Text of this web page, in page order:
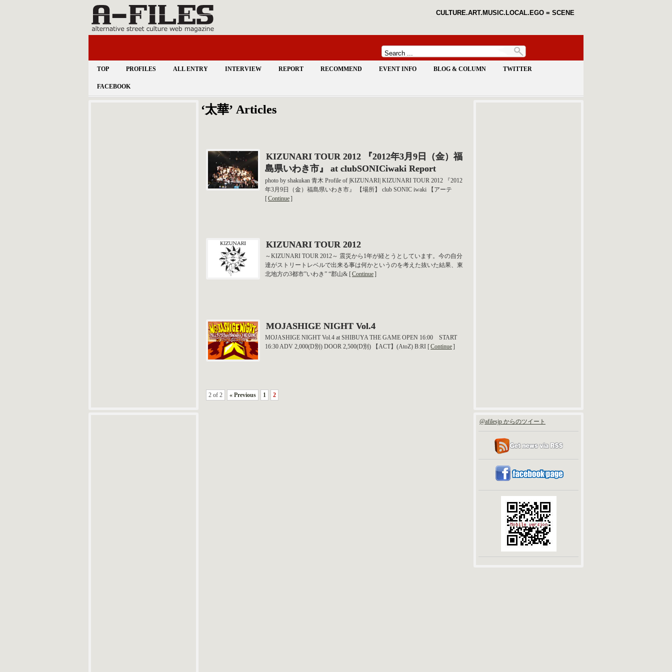
CULTURE.ART.MUSIC.LOCAL.EGO = SCENE
TOP PROFILES ALL ENTRY INTERVIEW REPORT RECOMMEND EVENT INFO BLOG & COLUMN TWITTER
FACEBOOK
‘太華’ Articles
KIZUNARI TOUR 2012 『2012年3月9日（金）福
島県いわき市』 at clubSONICiwaki Report
photo by shakukan 青木 Profile of |KIZUNARI| KIZUNARI TOUR 2012 『2012
年3月9日（金）福島県いわき市』 【場所】 club SONIC iwaki 【アーテ
[Continue]
KIZUNARI TOUR 2012
～KIZUNARI TOUR 2012～ 震災から1年が経とうとしています。今の自分
達がストリートレベルで出来る事は何かというのを考えた抜いた結果、東
北地方の3都市”いわき” “郡山& [Continue]
MOJASHIGE NIGHT Vol.4
MOJASHIGE NIGHT Vol.4 at SHIBUYA THE GAME OPEN 16:00 START
16:30 ADV 2,000(D別) DOOR 2,500(D別) 【ACT】(AtoZ) B:RI [Continue]
2 of 2 « Previous 1 2
@afilesjp からのツイート